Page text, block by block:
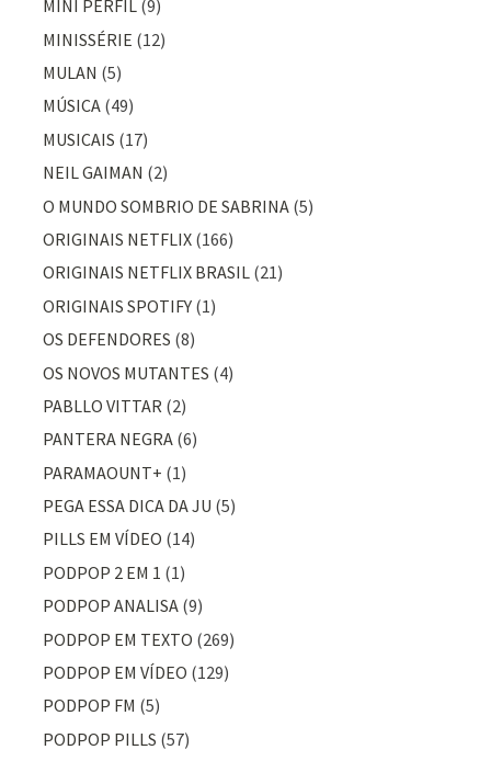
MINI PERFIL (9)
MINISSÉRIE (12)
MULAN (5)
MÚSICA (49)
MUSICAIS (17)
NEIL GAIMAN (2)
O MUNDO SOMBRIO DE SABRINA (5)
ORIGINAIS NETFLIX (166)
ORIGINAIS NETFLIX BRASIL (21)
ORIGINAIS SPOTIFY (1)
OS DEFENDORES (8)
OS NOVOS MUTANTES (4)
PABLLO VITTAR (2)
PANTERA NEGRA (6)
PARAMAOUNT+ (1)
PEGA ESSA DICA DA JU (5)
PILLS EM VÍDEO (14)
PODPOP 2 EM 1 (1)
PODPOP ANALISA (9)
PODPOP EM TEXTO (269)
PODPOP EM VÍDEO (129)
PODPOP FM (5)
PODPOP PILLS (57)